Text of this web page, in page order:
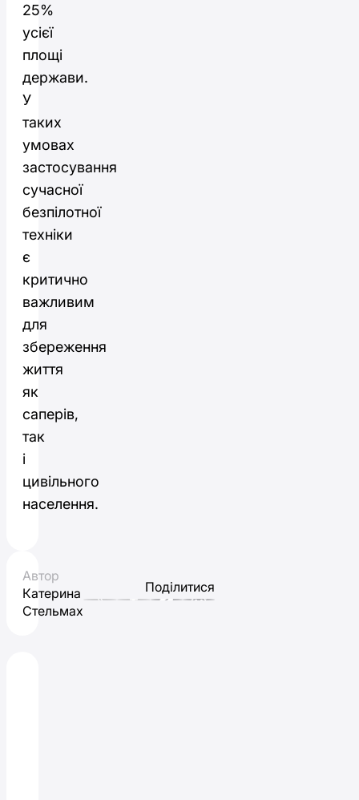
25%
усієї
площі
держави.
У
таких
умовах
застосування
сучасної
безпілотної
техніки
є
критично
важливим
для
збереження
життя
як
саперів,
так
і
цивільного
населення.
Автор
Катерина
Стельмах
Поділитися